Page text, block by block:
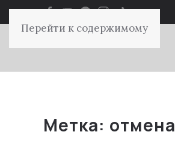
Перейти к содержимому
Метка: отмена